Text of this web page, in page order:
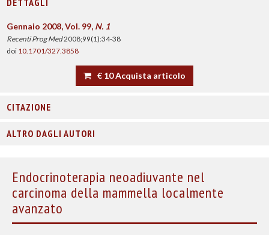
DETTAGLI
Gennaio 2008, Vol. 99, N. 1
Recenti Prog Med2008;99(1):34-38
doi 10.1701/327.3858
€ 10 Acquista articolo
CITAZIONE
ALTRO DAGLI AUTORI
Endocrinoterapia neoadiuvante nel
carcinoma della mammella localmente
avanzato